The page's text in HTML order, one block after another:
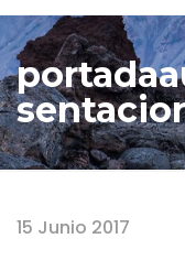
15 Junio 2017